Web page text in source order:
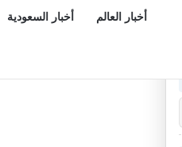
أخبار العالم أخبار السعودية